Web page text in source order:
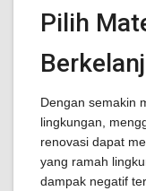
Pilih
Dengan semakin
lingkungan,
renovasi dapat
yang ramah
dampak negatif